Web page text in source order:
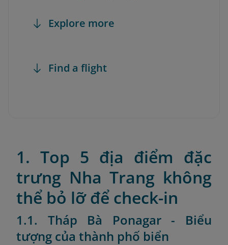
Explore more
Find a flight
1. Top 5 địa điểm đặc
trưng Nha Trang không
thể bỏ lỡ để check-in
1.1. Tháp Bà Ponagar - Biểu
tượng của thành phố biển